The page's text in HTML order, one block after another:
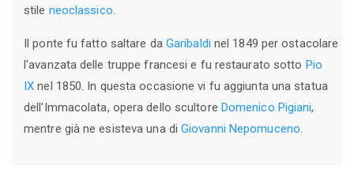
stile neoclassico
Il ponte fu fatto saltare da Garibaldi nel 1849 per ostacolare
l'avanzata delle truppe francesi e fu restaurato sotto Pio
IX nel 1850. In questa occasione vi fu aggiunta una statua
dell'Immacolata, opera dello scultore Domenico Pigiani,
mentre già ne esisteva una diGiovanni Nepomuceno